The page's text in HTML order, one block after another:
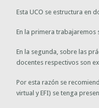
Esta UCO se estructura en
En la primera trabajaremos
En la segunda, sobre las
docentes respectivos son
Por esta razón se
virtual y EFI) se tenga